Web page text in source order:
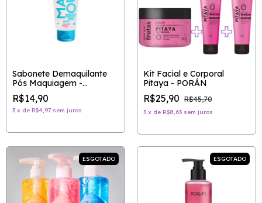
Sabonete Demaquilante
Pós Maquiagem -
DERMACHEM
R$14,90
3 x de R$4,97 sem juros
Kit Facial e Corporal
Pitaya - PORÁN
R$25,90 R$45,70
3 x de R$8,63 sem juros
ESGOTADO ESGOTADO